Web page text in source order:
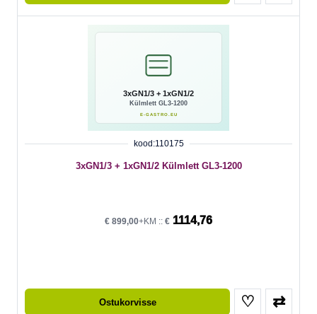
kood:110175
3xGN1/3 + 1xGN1/2 Külmlett GL3-1200
€ 899,00+KM :: € 1114,76
Ostukorvisse ♡ ⇄